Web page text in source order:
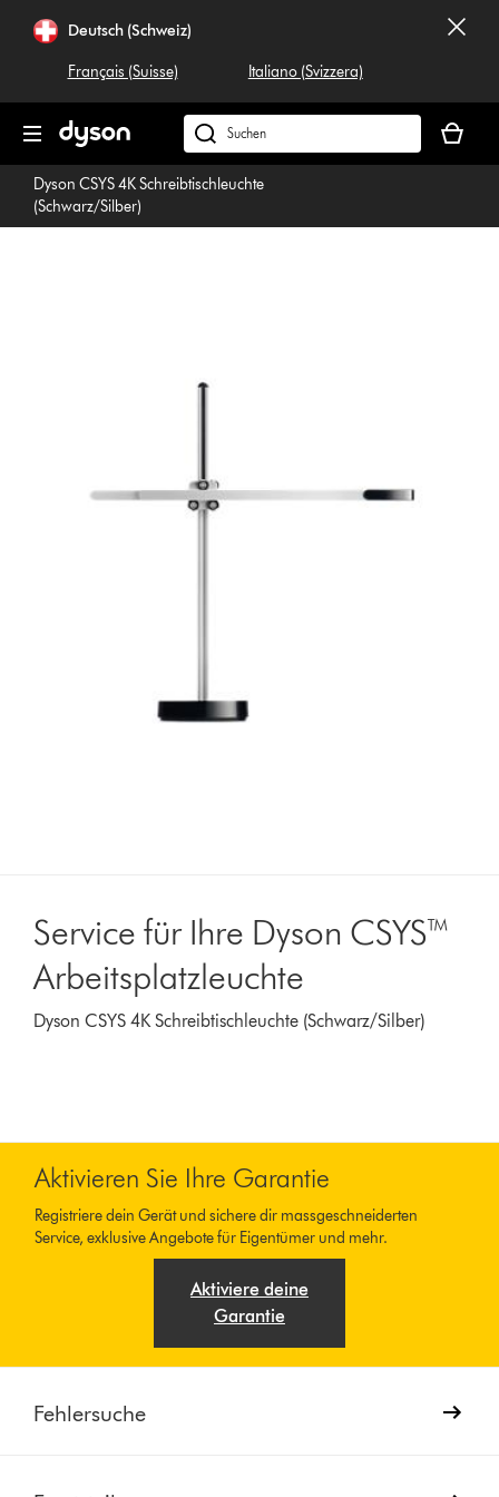
überspringenDeutsch (Schweiz)
Français (Suisse) Italiano (Svizzera)
Dyson.ch
durchsuchen
ist
Dyson CSYS 4K Schreibtischleuchte
(Schwarz/Silber)
Service für Ihre Dyson CSYS™
Arbeitsplatzleuchte
Dyson CSYS 4K Schreibtischleuchte (Schwarz/Silber)
Aktivieren Sie Ihre Garantie
Registriere dein Gerät und sichere dir massgeschneiderten
Service, exklusive Angebote für Eigentümer und mehr.
Aktiviere deine
Garantie
Fehlersuche